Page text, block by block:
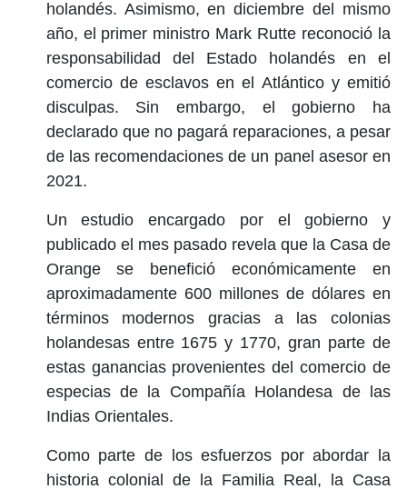
holandés. Asimismo, en diciembre del mismo
año, el primer ministro Mark Rutte reconoció la
responsabilidad del Estado holandés en el
comercio de esclavos en el Atlántico y emitió
disculpas. Sin embargo, el gobierno ha
declarado que no pagará reparaciones, a pesar
de las recomendaciones de un panel asesor en
2021.
Un estudio encargado por el gobierno y
publicado el mes pasado revela que la Casa de
Orange se benefició económicamente en
aproximadamente 600 millones de dólares en
términos modernos gracias a las colonias
holandesas entre 1675 y 1770, gran parte de
estas ganancias provenientes del comercio de
especias de la Compañía Holandesa de las
Indias Orientales.
Como parte de los esfuerzos por abordar la
historia colonial de la Familia Real, la Casa